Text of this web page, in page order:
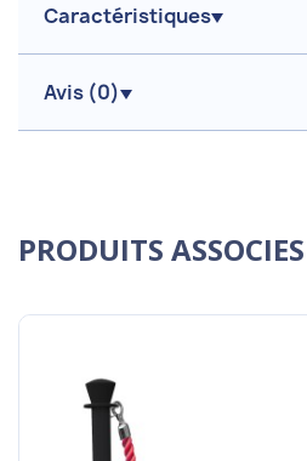
Caractéristiques
Avis (0)
PRODUITS ASSOCIES